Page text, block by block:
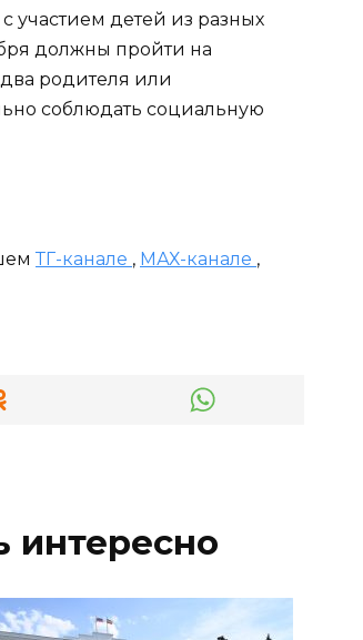
участием детей из разных
должны пройти на
родителя или
соблюдать социальную
ТГ-канале , МАХ-канале ,
интересно